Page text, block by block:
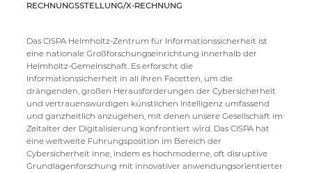
RECHNUNGSSTELLUNG/X-RECHNUNG
Das CISPA Helmholtz-Zentrum für Informationssicherheit ist
eine nationale Großforschungseinrichtung innerhalb der
Helmholtz-Gemeinschaft. Es erforscht die
Informationssicherheit in all ihren Facetten, um die
drängenden, großen Herausforderungen der Cybersicherheit
und vertrauenswürdigen künstlichen Intelligenz umfassend
und ganzheitlich anzugehen, mit denen unsere Gesellschaft im
Zeitalter der Digitalisierung konfrontiert wird. Das CISPA hat
eine weltweite Führungsposition im Bereich der
Cybersicherheit inne, indem es hochmoderne, oft disruptive
Grundlagenforschung mit innovativer anwendungsorientierter